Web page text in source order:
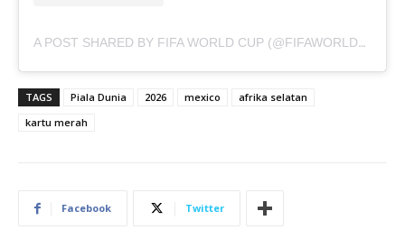
A POST SHARED BY FIFA WORLD CUP (@FIFAWORLDCUP)
TAGS Piala Dunia 2026 mexico
afrika selatan
kartu merah
Facebook Twitter